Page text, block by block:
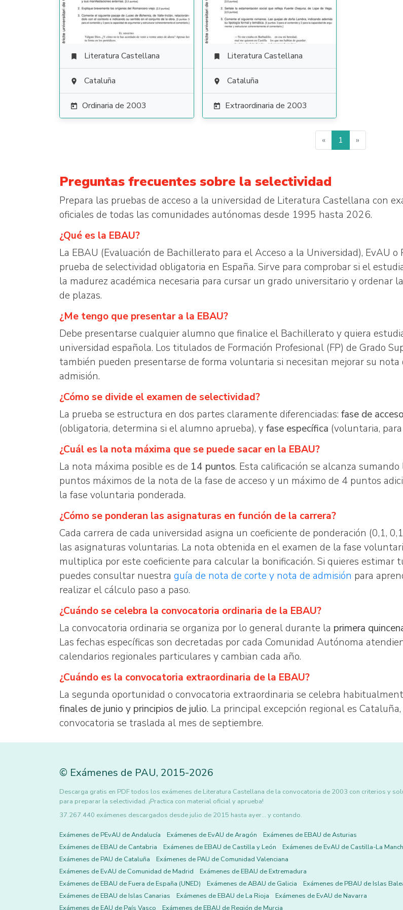
 Literatura Castellana
 Cataluña
 Ordinaria de 2003
 Literatura Castellana
 Cataluña
 Extraordinaria de 2003
« 1 »
Preguntas frecuentes sobre la selectividad
Prepara las pruebas de acceso a la universidad de Literatura Castellana con
oficiales de todas las comunidades autónomas desde 1995 hasta 2026.
¿Qué es la EBAU?
La EBAU (Evaluación de Bachillerato para el Acceso a la Universidad), EvAU o
prueba de selectividad obligatoria en España. Sirve para comprobar si el
la madurez académica necesaria para cursar un grado universitario y ordenar
de plazas.
¿Me tengo que presentar a la EBAU?
Debe presentarse cualquier alumno que finalice el Bachillerato y quiera
universidad española. Los titulados de Formación Profesional (FP) de Grado
también pueden presentarse de forma voluntaria si necesitan mejorar su nota
admisión.
¿Cómo se divide el examen de selectividad?
La prueba se estructura en dos partes claramente diferenciadas: fase de acceso
(obligatoria, determina si el alumno aprueba), yfase específica (voluntaria,
¿Cuál es la nota máxima que se puede sacar en la EBAU?
La nota máxima posible es de 14 puntos. Esta calificación se alcanza sumando
puntos máximos de la nota de la fase de acceso y un máximo de 4 puntos
la fase voluntaria ponderada.
¿Cómo se ponderan las asignaturas en función de la carrera?
Cada carrera de cada universidad asigna un coeficiente de ponderación (0,1,
las asignaturas voluntarias. La nota obtenida en el examen de la fase
multiplica por este coeficiente para calcular la bonificación. Si quieres estimar
puedes consultar nuestra guía de nota de corte y nota de admisión para
realizar el cálculo paso a paso.
¿Cuándo se celebra la convocatoria ordinaria de la EBAU?
La convocatoria ordinaria se organiza por lo general durante la primera
Las fechas específicas son decretadas por cada Comunidad Autónoma
calendarios regionales particulares y cambian cada año.
¿Cuándo es la convocatoria extraordinaria de la EBAU?
La segunda oportunidad o convocatoria extraordinaria se celebra
finales de junio y principios de julio. La principal excepción regional es
convocatoria se traslada al mes de septiembre.
© Exámenes de PAU, 2015-2026
Descarga gratis en PDF todos los exámenes de Literatura Castellana de la convocatoria de 2003 con criterios y
para preparar la selectividad. ¡Practica con material oficial y aprueba!
37.267.440 exámenes descargados desde julio de 2015 hasta ayer... y contando.
Exámenes de PEvAU de Andalucía Exámenes de EvAU de Aragón
Exámenes de EBAU de Asturias
Exámenes de EBAU de Cantabria
Exámenes de EBAU de Castilla y León
Exámenes de EvAU de Castilla-La
Exámenes de PAU de Cataluña
Exámenes de PAU de Comunidad Valenciana
Exámenes de EvAU de Comunidad de Madrid
Exámenes de EBAU de Extremadura
Exámenes de EBAU de Fuera de España (UNED)
Exámenes de ABAU de Galicia
Exámenes de PBAU de Islas
Exámenes de EBAU de Islas Canarias
Exámenes de EBAU de La Rioja
Exámenes de EvAU de Navarra
Exámenes de EAU de País Vasco
Exámenes de EBAU de Región de Murcia